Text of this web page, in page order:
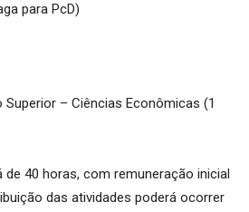
para PcD)
Superior – Ciências Econômicas (1
40 horas, com remuneração inicial
das atividades poderá ocorrer